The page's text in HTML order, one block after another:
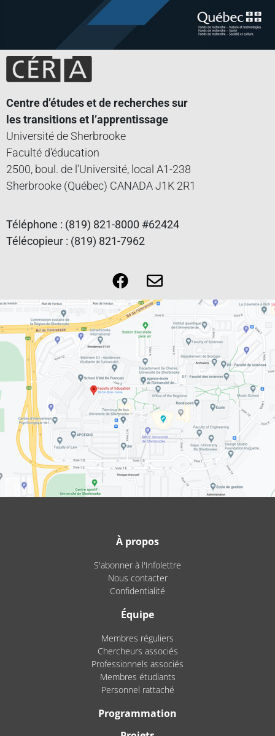
Centre d’études et de recherches sur
les transitions et l’apprentissage
Université de Sherbrooke
Faculté d’éducation
2500, boul. de l’Université, local A1-238
Sherbrooke (Québec) CANADA J1K 2R1
Téléphone : (819) 821-8000 #62424
Télécopieur : (819) 821-7962
À propos
S'abonner à l'Infolettre
Nous contacter
Confidentialité
Équipe
Membres réguliers
Chercheurs associés
Professionnels associés
Membres étudiants
Personnel rattaché
Programmation